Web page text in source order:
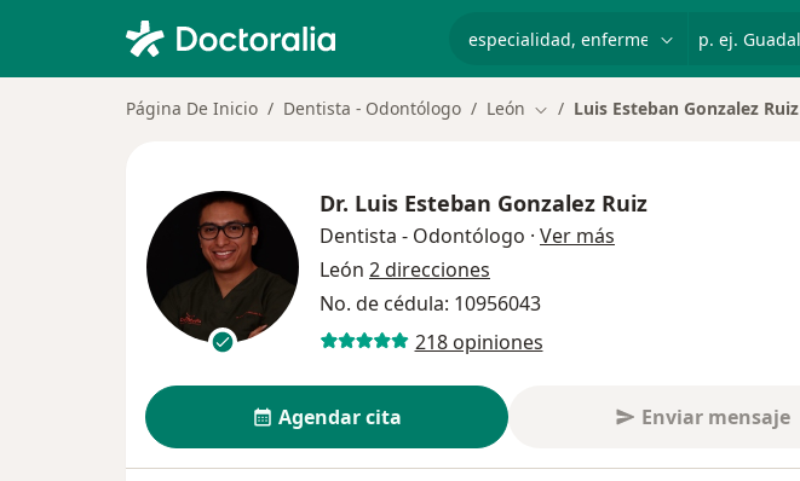
Página De Inicio Dentista - Odontólogo León Cambiar de ciudad
Luis Esteban Gonzalez Ruiz
Dr. Luis Esteban Gonzalez Ruiz
Dentista - Odontólogo · Ver más
León 2 direcciones
No. de cédula: 10956043
218 opiniones
Agendar cita Enviar mensaje